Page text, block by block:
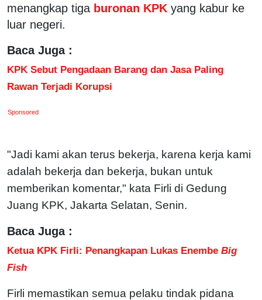
menangkap tiga buronan KPK yang kabur ke
luar negeri.
Baca Juga :
KPK Sebut Pengadaan Barang dan Jasa Paling
Rawan Terjadi Korupsi
Sponsored
"Jadi kami akan terus bekerja, karena kerja kami
adalah bekerja dan bekerja, bukan untuk
memberikan komentar," kata Firli di Gedung
Juang KPK, Jakarta Selatan, Senin.
Baca Juga :
Ketua KPK Firli: Penangkapan Lukas Enembe Big
Fish
Firli memastikan semua pelaku tindak pidana